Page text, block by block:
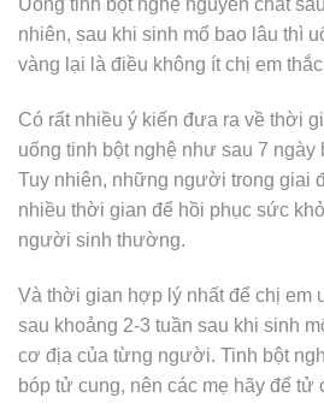
Uống tinh bột nghệ nguyên chất
nhiên, sau khi sinh mổ bao lâu thì
vàng lại là điều không ít chị em
Có rất nhiều ý kiến đưa ra về thời
uống tinh bột nghệ như sau 7
Tuy nhiên, những người trong giai
nhiều thời gian để hồi phục sức
người sinh thường.
Và thời gian hợp lý nhất để chị em
sau khoảng 2-3 tuần sau khi sinh
cơ địa của từng người. Tinh bột
bóp tử cung, nên các mẹ hãy để tử